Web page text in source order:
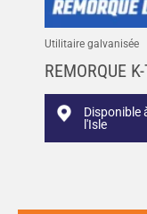
Utilitaire galvanisée
REMORQUE
Disponible
l'Isle